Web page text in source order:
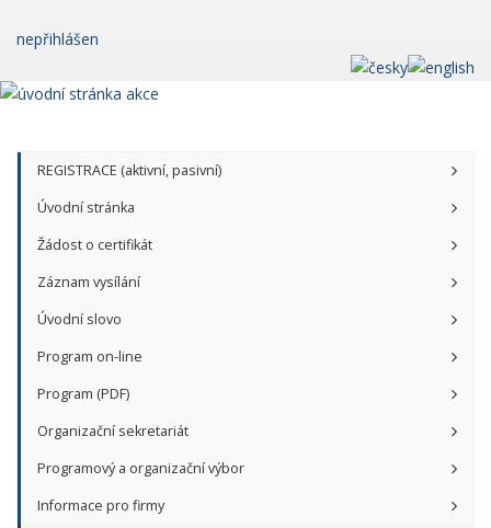
nepřihlášen
REGISTRACE (aktivní, pasivní)
Úvodní stránka
Žádost o certifikát
Záznam vysílání
Úvodní slovo
Program on-line
Program (PDF)
Organizační sekretariát
Programový a organizační výbor
Informace pro firmy